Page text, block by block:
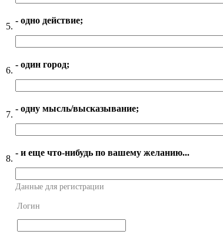
5.
- одно действие;
6.
- один город;
7.
- одну мысль/высказывание;
8.
- и еще что-нибудь по вашему желанию...
Данные для регистрации
Логин